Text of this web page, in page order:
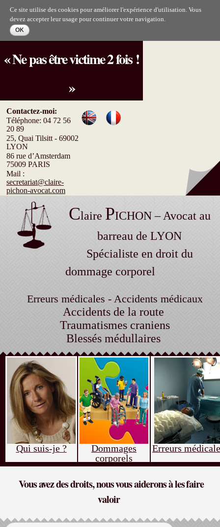
contenu
Ce site utilise des cookies pour améliorer l'expérience d'utilisation. Vous
devez accepter leur usage pour continuer votre navigation.
« Ne pas être victime 2 fois !
»
Contactez-moi:
Téléphone: 04 72 56
20 89
25, Quai Tilsitt - 69002
LYON
86 rue d’Amsterdam
75009 PARIS
Mail :
secretariat@claire-
pichon-avocat.com
Claire PICHON – Avocat au
barreau de LYON
Spécialiste en droit du
dommage corporel
Erreurs médicales - Accidents médicaux
Accidents de la route
Traumatismes craniens
Blessés médullaires
Qui suis-je ?
Dommages
corporels
Erreurs
Vous avez des droits, nous vous aiderons à les faire
valoir